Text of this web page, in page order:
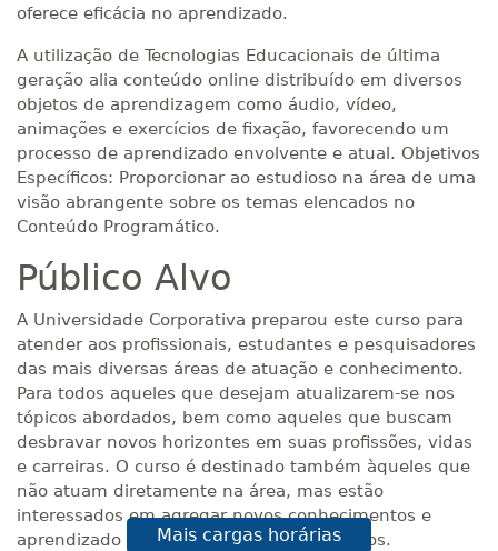
oferece eficácia no aprendizado.
A utilização de Tecnologias Educacionais de última
geração alia conteúdo online distribuído em diversos
objetos de aprendizagem como áudio, vídeo,
animações e exercícios de fixação, favorecendo um
processo de aprendizado envolvente e atual. Objetivos
Específicos: Proporcionar ao estudioso na área de uma
visão abrangente sobre os temas elencados no
Conteúdo Programático.
Público Alvo
A Universidade Corporativa preparou este curso para
atender aos profissionais, estudantes e pesquisadores
das mais diversas áreas de atuação e conhecimento.
Para todos aqueles que desejam atualizarem-se nos
tópicos abordados, bem como aqueles que buscam
desbravar novos horizontes em suas profissões, vidas
e carreiras. O curso é destinado também àqueles que
não atuam diretamente na área, mas estão
interessados em agregar novos conhecimentos e
aprendizado acerca dos temas relacionados.
Mais cargas horárias